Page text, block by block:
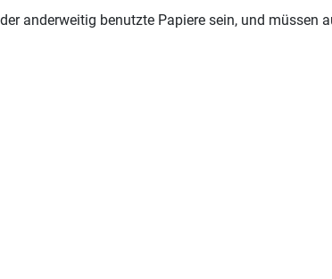
anderweitig benutzte Papiere sein, und müssen